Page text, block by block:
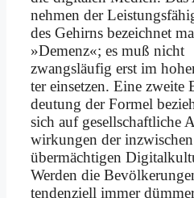
neh­men der
des Ge­hirns be­zeich­net
»De­menz«; es muß nicht
zwangs­läu­fig erst im
ter ein­set­zen. Ei­ne zwei­te
deu­tung der For­mel
sich auf ge­sell­schaft­li­che
wir­kun­gen der in­zwi­schen
über­mäch­ti­gen
Wer­den die
ten­den­zi­ell im­mer